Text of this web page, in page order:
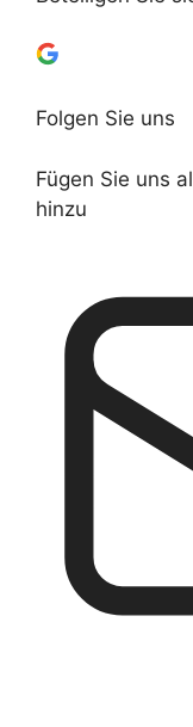
Folgen Sie uns
Fügen Sie uns
hinzu